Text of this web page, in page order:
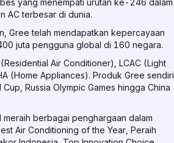
yang menempati urutan ke-246 dalam
AC terbesar di dunia.
Gree telah mendapatkan kepercayaan
juta pengguna global di 160 negara.
Air Conditioner), LCAC (Light
(Home Appliances). Produk Gree sendiri
Russia Olympic Games hingga China
berbagai penghargaan dalam
Air Conditioning of the Year, Peraih